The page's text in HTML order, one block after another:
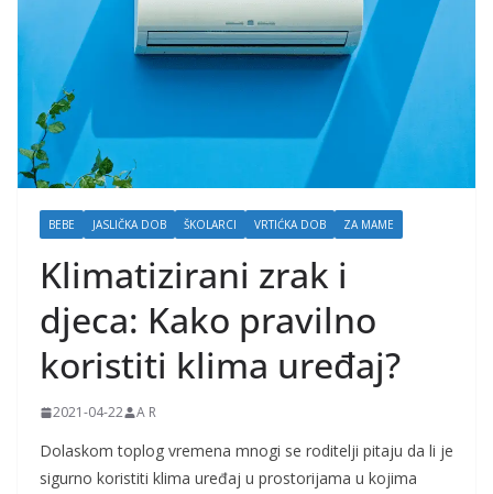
t
r
u
d
n
c
e
BEBE JASLIČKA DOB ŠKOLARCI VRTIĆKA DOB ZA MAME
Klimatizirani zrak i
djeca: Kako pravilno
koristiti klima uređaj?
2021-04-22 A R
Dolaskom toplog vremena mnogi se roditelji pitaju da li je
sigurno koristiti klima uređaj u prostorijama u kojima